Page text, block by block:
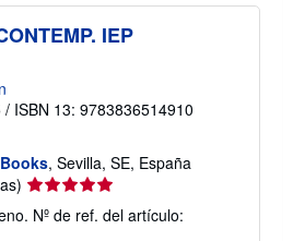
IEP
/ ISBN 13: 9783836514910
, Sevilla, SE, España
Calificación
del
vendedor:
Nº de ref. del artículo: